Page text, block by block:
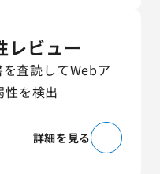
レビュー
査読してWebア
を検出
詳細を見る